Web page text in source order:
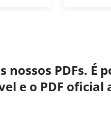
PDFs. É
e o PDF oficial